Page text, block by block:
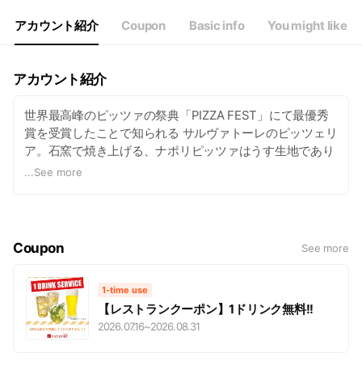
アカウント紹介 Coupon Basic info You might like
アカウント紹介
世界最高峰のピッツァの祭典「PIZZA FEST」にて最優秀
賞を受賞したことで知られる サルヴァトーレのピッツェリ
ア。石窯で焼き上げる、ナポリピッツァはうす生地であり
ながら、 モチモチの食感が絶妙で、縁の部分まで美味しく
17:00 Dinner:17:00 - 22:00 （L.O. 21:30）
...See more
Coupon See more
1-time use
【レストランクーポン】1ドリンク無料!!
2026.07.16~2026.08.31